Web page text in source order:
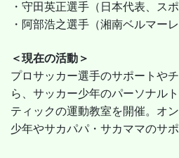
・守田英正選手（日本代表、ス
・阿部浩之選手（湘南ベルマーレ
＜現在の活動＞
プロサッカー選手のサポートや
ら、サッカー少年のパーソナル
ティックの運動教室を開催。オ
少年やサカパパ・サカママのサポ